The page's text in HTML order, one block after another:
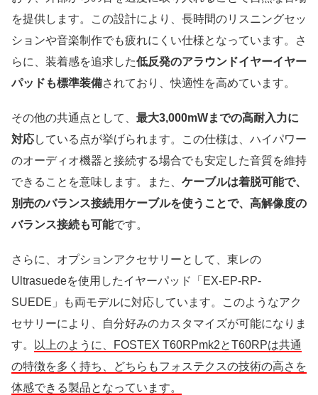
を提供します。この設計により、長時間のリスニングセッ
ションや音楽制作でも疲れにくい仕様となっています。さ
らに、装着感を追求した低反発のアラウンドイヤーイヤー
パッドも標準装備されており、快適性を高めています。
その他の共通点として、 最大3,000mWまでの高耐入力に
対応している点が挙げられます。この仕様は、ハイパワー
のオーディオ機器と接続する場合でも安定した音質を維持
できることを意味します。また、 ケーブルは着脱可能で、
別売のバランス接続用ケーブルを使うことで、高解像度の
バランス接続も可能です。
さらに、オプションアクセサリーとして、東レの
Ultrasuedeを使用したイヤーパッド「EX-EP-RP-
SUEDE」も両モデルに対応しています。このようなアク
セサリーにより、自分好みのカスタマイズが可能になりま
す。
以上のように、FOSTEX T60RPmk2とT60RPは共通
の特徴を多く持ち、どちらもフォステクスの技術の高さを
体感できる製品となっています。